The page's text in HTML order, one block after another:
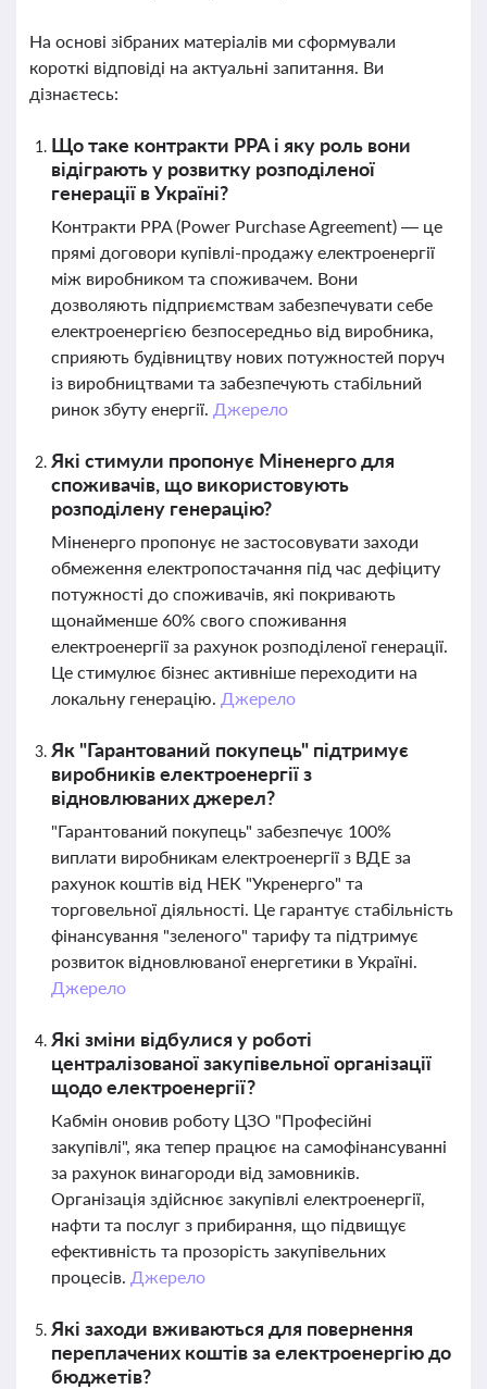
На основі зібраних матеріалів ми сформували
короткі відповіді на актуальні запитання. Ви
дізнаєтесь:
Що таке контракти PPA і яку роль вони
відіграють у розвитку розподіленої
генерації в Україні?
Контракти PPA (Power Purchase Agreement) — це
прямі договори купівлі-продажу електроенергії
між виробником та споживачем. Вони
дозволяють підприємствам забезпечувати себе
електроенергією безпосередньо від виробника,
сприяють будівництву нових потужностей поруч
із виробництвами та забезпечують стабільний
ринок збуту енергії. Джерело
Які стимули пропонує Міненерго для
споживачів, що використовують
розподілену генерацію?
Міненерго пропонує не застосовувати заходи
обмеження електропостачання під час дефіциту
потужності до споживачів, які покривають
щонайменше 60% свого споживання
електроенергії за рахунок розподіленої генерації.
Це стимулює бізнес активніше переходити на
локальну генерацію. Джерело
Як "Гарантований покупець" підтримує
виробників електроенергії з
відновлюваних джерел?
"Гарантований покупець" забезпечує 100%
виплати виробникам електроенергії з ВДЕ за
рахунок коштів від НЕК "Укренерго" та
торговельної діяльності. Це гарантує стабільність
фінансування "зеленого" тарифу та підтримує
розвиток відновлюваної енергетики в Україні.
Джерело
Які зміни відбулися у роботі
централізованої закупівельної організації
щодо електроенергії?
Кабмін оновив роботу ЦЗО "Професійні
закупівлі", яка тепер працює на самофінансуванні
за рахунок винагороди від замовників.
Організація здійснює закупівлі електроенергії,
нафти та послуг з прибирання, що підвищує
ефективність та прозорість закупівельних
процесів. Джерело
Які заходи вживаються для повернення
переплачених коштів за електроенергію до
бюджетів?